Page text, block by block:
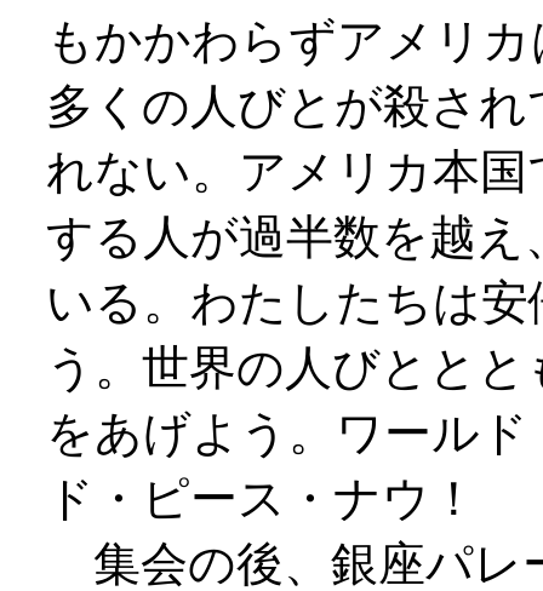
もかかわらずアメリ
多くの人びとが殺さ
れない。アメリカ本
する人が過半数を越
いる。わたしたちは
う。世界の人びとと
をあげよう。ワール
ド・ピース・ナウ！
集会の後、銀座パレ